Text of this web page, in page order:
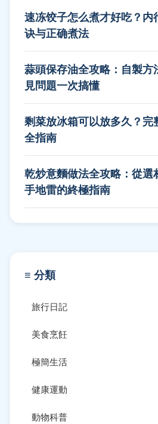
速冻饺子怎么煮才好吃？内
诀与正确煮法
蒜頭保存油全攻略：自製方
見問題一次搞懂
剩菜放冰箱可以放多久？完
全指南
乾炒意麵做法全攻略：從選
手地雷的終極指南
≡ 分類
旅行日記
美食烹飪
極簡生活
健康運動
動物科普